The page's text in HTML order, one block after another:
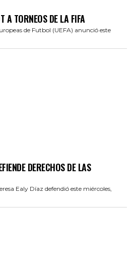
A TORNEOS DE LA FIFA
de Futbol (UEFA) anunció este
DERECHOS DE LAS
Ealy Díaz defendió este miércoles,